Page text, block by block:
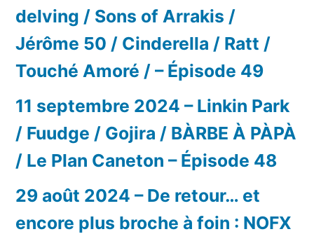
delving / Sons of Arrakis /
Jérôme 50 / Cinderella / Ratt /
Touché Amoré / – Épisode 49
11 septembre 2024 – Linkin Park
/ Fuudge / Gojira / BÀRBE À PÀPÀ
/ Le Plan Caneton – Épisode 48
29 août 2024 – De retour… et
encore plus broche à foin : NOFX